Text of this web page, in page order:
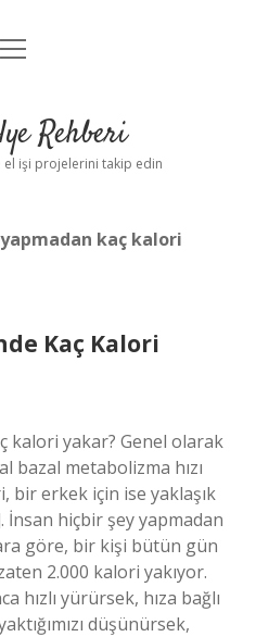
Uyarı
menüyü
Rehberi
el işi projelerini takip edin
kaç kalori
Kaç Kalori
kalori yakar? Genel olarak
bazal metabolizma hızı
bir erkek için ise yaklaşık
hiçbir şey yapmadan
göre, bir kişi bütün gün
2.000 kalori yakıyor.
hızlı yürürsek, hıza bağlı
düşünürsek,